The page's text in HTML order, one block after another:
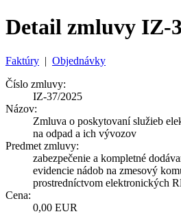
Detail zmluvy IZ-
Faktúry | Objednávky
Číslo zmluvy:
IZ-37/2025
Názov:
Zmluva o poskytovaní služieb
na odpad a ich vývozov
Predmet zmluvy:
zabezpečenie a kompletné
evidencie nádob na zmesový
prostredníctvom elektronických
Cena:
0,00 EUR